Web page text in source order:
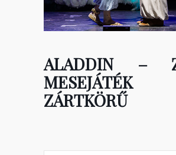
ALADDIN –
ZÁRTKÖRŰ